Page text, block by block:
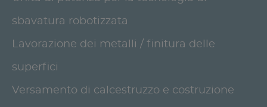
sbavatura robotizzata
Lavorazione dei metalli / finitura delle
superfici
Versamento di calcestruzzo e costruzione